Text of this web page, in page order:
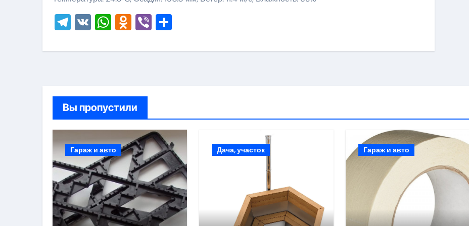
Telegram
VKWhatsApp
Odnoklassniki
Viber
Вы пропустили
Гараж и авто Дача, участок Гараж и авто